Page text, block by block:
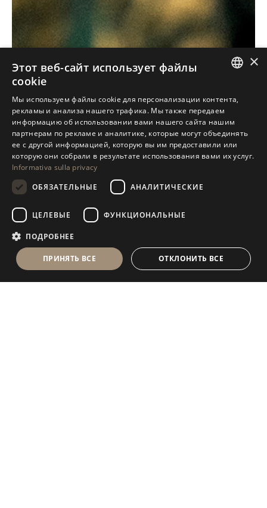
ENGLISH
SPANISH
GERMAN
×
Этот веб-сайт использует файлы
cookie
Мы используем файлы cookie для персонализации контента,
рекламы и анализа нашего трафика. Мы также передаем
информацию об использовании вами нашего сайта нашим
партнерам по рекламе и аналитике, которые могут объединять
ее с другой информацией, которую вы им предоставили или
которую они собрали в результате использования вами их услуг.
Informativa sulla privacy
ОБЯЗАТЕЛЬНЫЕ
АНАЛИТИЧЕСКИЕ
ЦЕЛЕВЫЕ ФУНКЦИОНАЛЬНЫЕ
ПОДРОБНЕЕ
ПРИНЯТЬ ВСЕ ОТКЛОНИТЬ ВСЕ